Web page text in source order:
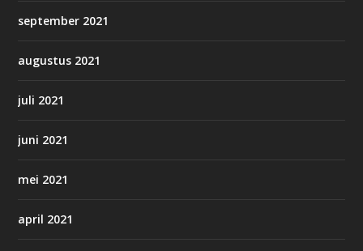
september 2021
augustus 2021
juli 2021
juni 2021
mei 2021
april 2021